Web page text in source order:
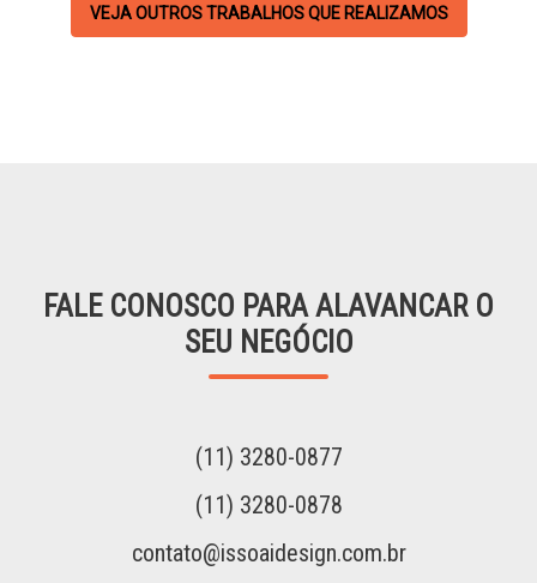
VEJA OUTROS TRABALHOS QUE REALIZAMOS
FALE CONOSCO PARA ALAVANCAR O
SEU NEGÓCIO
(11) 3280-0877
(11) 3280-0878
contato@issoaidesign.com.br